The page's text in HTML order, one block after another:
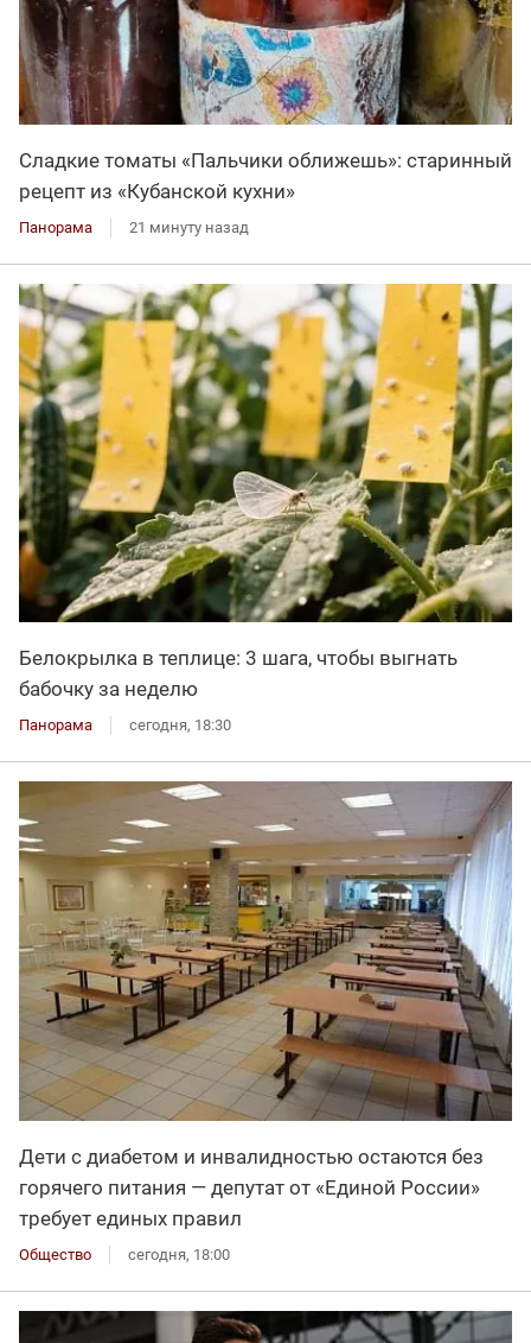
Сладкие томаты «Пальчики оближешь»: старинный
рецепт из «Кубанской кухни»
Панорама 21 минуту назад
Белокрылка в теплице: 3 шага, чтобы выгнать
бабочку за неделю
Панорама сегодня, 18:30
Дети с диабетом и инвалидностью остаются без
горячего питания — депутат от «Единой России»
требует единых правил
Общество сегодня, 18:00